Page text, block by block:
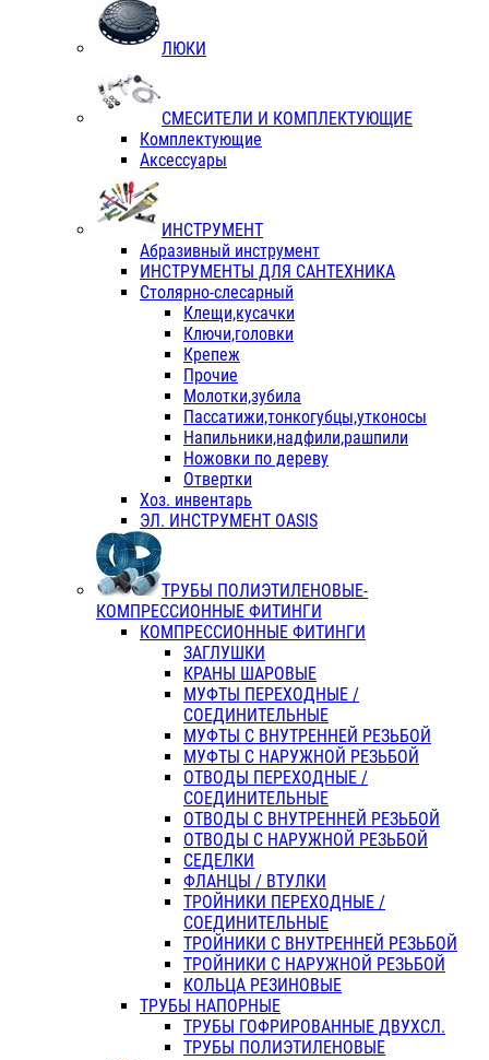
ЛЮКИ
СМЕСИТЕЛИ И КОМПЛЕКТУЮЩИЕ
Комплектующие
Аксессуары
ИНСТРУМЕНТ
Абразивный инструмент
ИНСТРУМЕНТЫ ДЛЯ САНТЕХНИКА
Столярно-слесарный
Клещи,кусачки
Ключи,головки
Крепеж
Прочие
Молотки,зубила
Пассатижи,тонкогубцы,утконосы
Напильники,надфили,рашпили
Ножовки по дереву
Отвертки
Хоз. инвентарь
ЭЛ. ИНСТРУМЕНТ OASIS
ТРУБЫ ПОЛИЭТИЛЕНОВЫЕ-
КОМПРЕССИОННЫЕ ФИТИНГИ
КОМПРЕССИОННЫЕ ФИТИНГИ
ЗАГЛУШКИ
КРАНЫ ШАРОВЫЕ
МУФТЫ ПЕРЕХОДНЫЕ /
СОЕДИНИТЕЛЬНЫЕ
МУФТЫ С ВНУТРЕННЕЙ РЕЗЬБОЙ
МУФТЫ С НАРУЖНОЙ РЕЗЬБОЙ
ОТВОДЫ ПЕРЕХОДНЫЕ /
СОЕДИНИТЕЛЬНЫЕ
ОТВОДЫ С ВНУТРЕННЕЙ РЕЗЬБОЙ
ОТВОДЫ С НАРУЖНОЙ РЕЗЬБОЙ
СЕДЕЛКИ
ФЛАНЦЫ / ВТУЛКИ
ТРОЙНИКИ ПЕРЕХОДНЫЕ /
СОЕДИНИТЕЛЬНЫЕ
ТРОЙНИКИ С ВНУТРЕННЕЙ РЕЗЬБОЙ
ТРОЙНИКИ С НАРУЖНОЙ РЕЗЬБОЙ
КОЛЬЦА РЕЗИНОВЫЕ
ТРУБЫ НАПОРНЫЕ
ТРУБЫ ГОФРИРОВАННЫЕ ДВУХСЛ.
ТРУБЫ ПОЛИЭТИЛЕНОВЫЕ